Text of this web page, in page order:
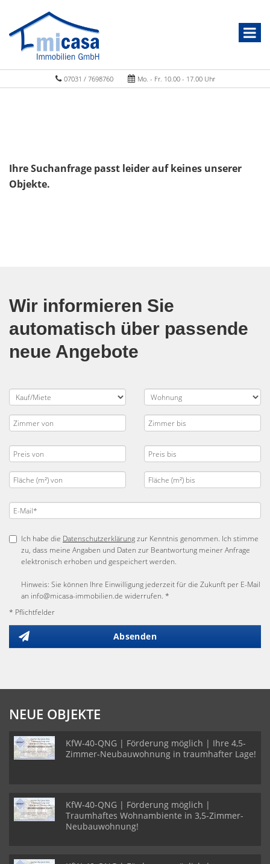
07031 / 7698760 Mo. - Fr. 10.00 - 17.00 Uhr
Ihre Suchanfrage passt leider auf keines unserer
Objekte.
Wir informieren Sie
automatisch über passende
neue Angebote
Ich habe die Datenschutzerklärungzur Kenntnis genommen. Ich stimme
zu, dass meine Angaben und Daten zur Beantwortung meiner Anfrage
elektronisch erhoben und gespeichert werden.
Hinweis: Sie können Ihre Einwilligung jederzeit für die Zukunft per E-Mail
an info@micasa-immobilien.de widerrufen. *
* Pflichtfelder
Absenden
NEUE OBJEKTE
KfW-40-QNG | Förderung möglich | Ihre 4,5-
Zimmer-Neubauwohnung in traumhafter Lage!
KfW-40-QNG | Förderung möglich |
Traumhaftes Wohnambiente in 3,5-Zimmer-
Neubauwohnung!